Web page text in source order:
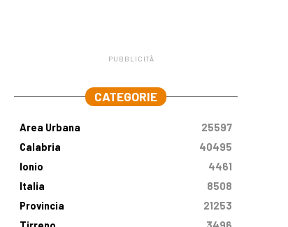
PUBBLICITÀ
CATEGORIE
Area Urbana
25597
Calabria
40495
Ionio
4461
Italia
8508
Provincia
21253